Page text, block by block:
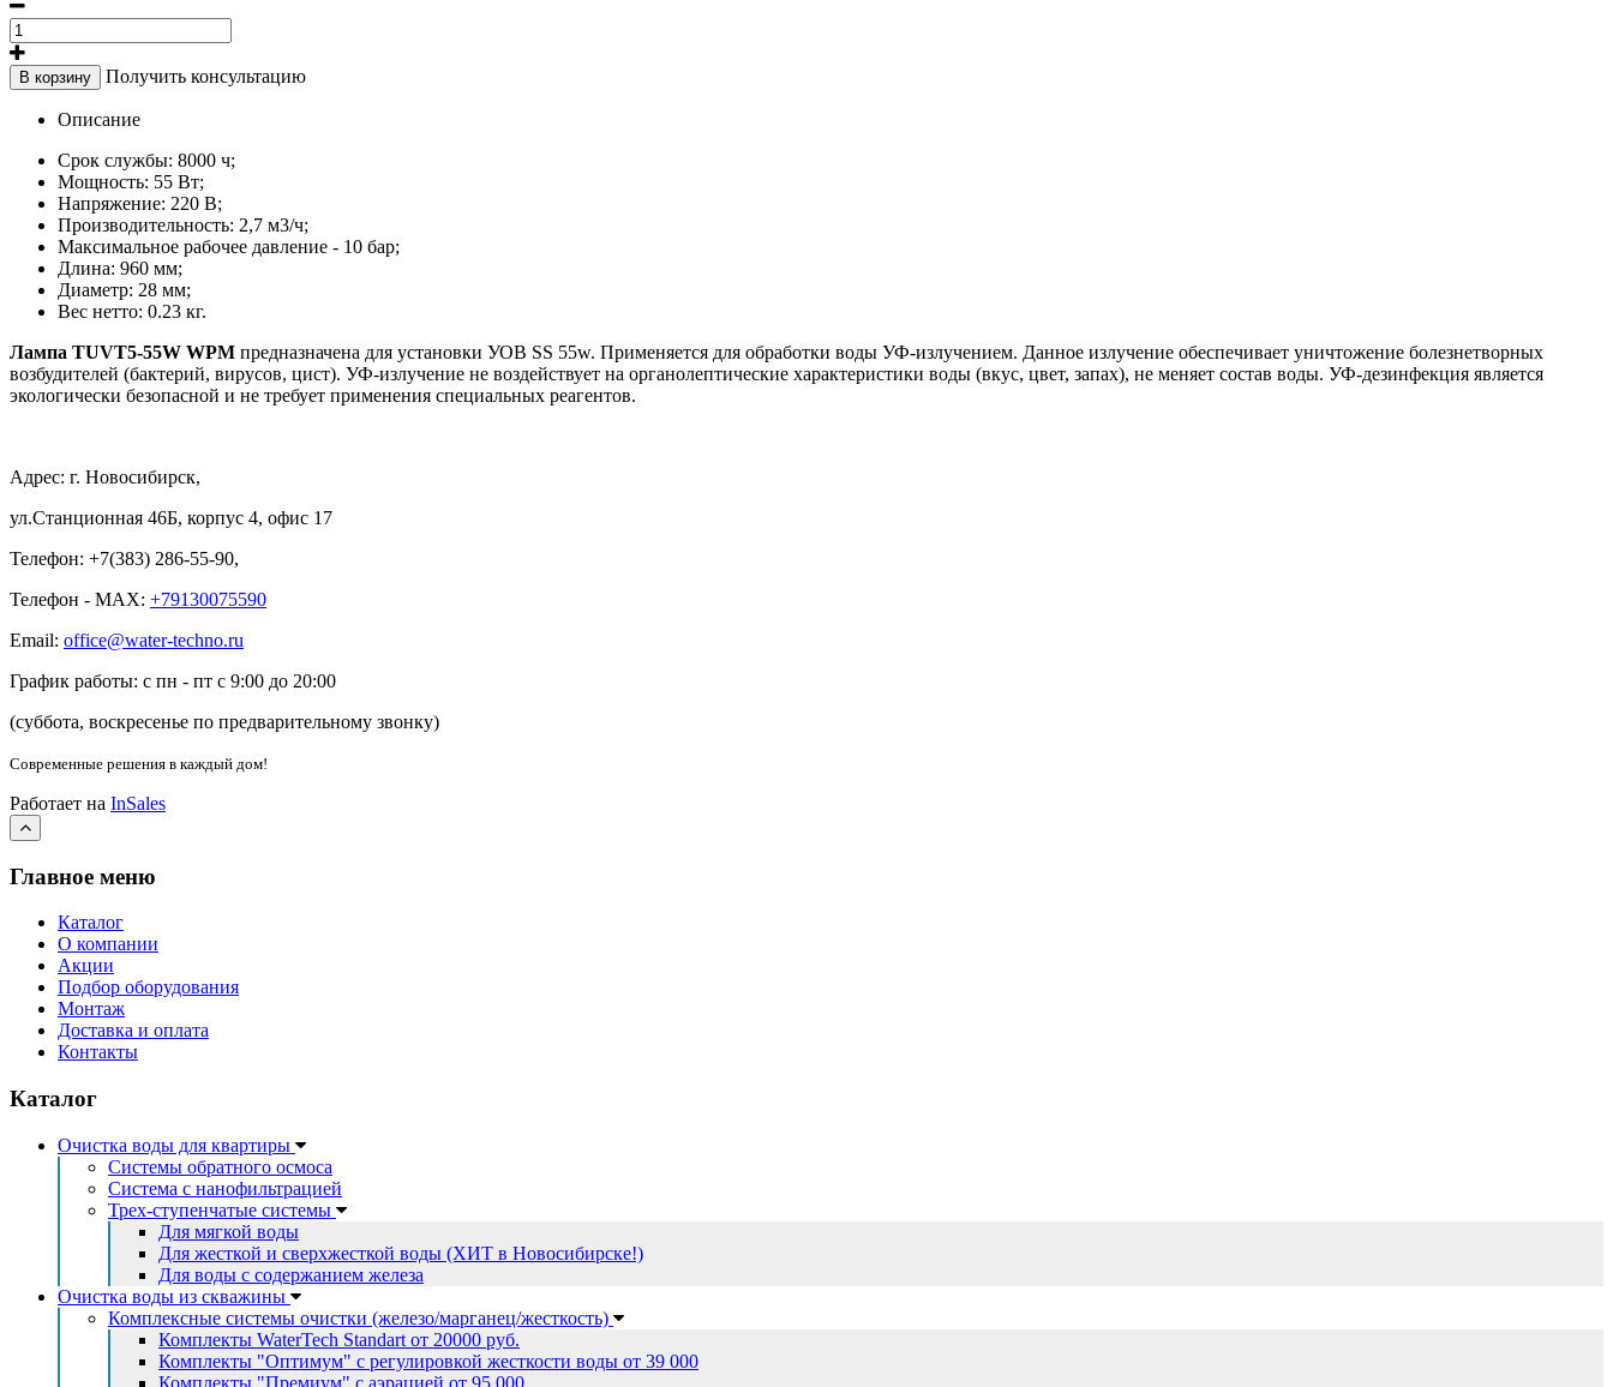
В корзину Получить консультацию
Описание
Срок службы: 8000 ч;
Мощность: 55 Вт;
Напряжение: 220 В;
Производительность: 2,7 м3/ч;
Максимальное рабочее давление - 10 бар;
Длина: 960 мм;
Диаметр: 28 мм;
Вес нетто: 0.23 кг.
Лампа TUVT5-55W WPM предназначена для установки УОВ SS 55w. Применяется для обработки воды УФ-излучением. Данное излучение обеспечивает уничтожение болезнетворных
возбудителей (бактерий, вирусов, цист). УФ-излучение не воздействует на органолептические характеристики воды (вкус, цвет, запах), не меняет состав воды. УФ-дезинфекция является
экологически безопасной и не требует применения специальных реагентов.
Адрес: г. Новосибирск,
ул.Станционная 46Б, корпус 4, офис 17
Телефон: +7(383) 286-55-90,
Телефон - MAX: +79130075590
Email: office@water-techno.ru
График работы: с пн - пт с 9:00 до 20:00
(суббота, воскресенье по предварительному звонку)
Современные решения в каждый дом!
Работает на InSales
Главное меню
Каталог
О компании
Акции
Подбор оборудования
Монтаж
Доставка и оплата
Контакты
Каталог
Очистка воды для квартиры
Системы обратного осмоса
Система с нанофильтрацией
Трех-ступенчатые системы
Для мягкой воды
Для жесткой и сверхжесткой воды (ХИТ в Новосибирске!)
Для воды с содержанием железа
Очистка воды из скважины
Комплексные системы очистки (железо/марганец/жесткость)
Комплекты WaterTech Standart от 20000 руб.
Комплекты "Оптимум" с регулировкой жесткости воды от 39 000
Комплекты "Премиум" с аэрацией от 95 000